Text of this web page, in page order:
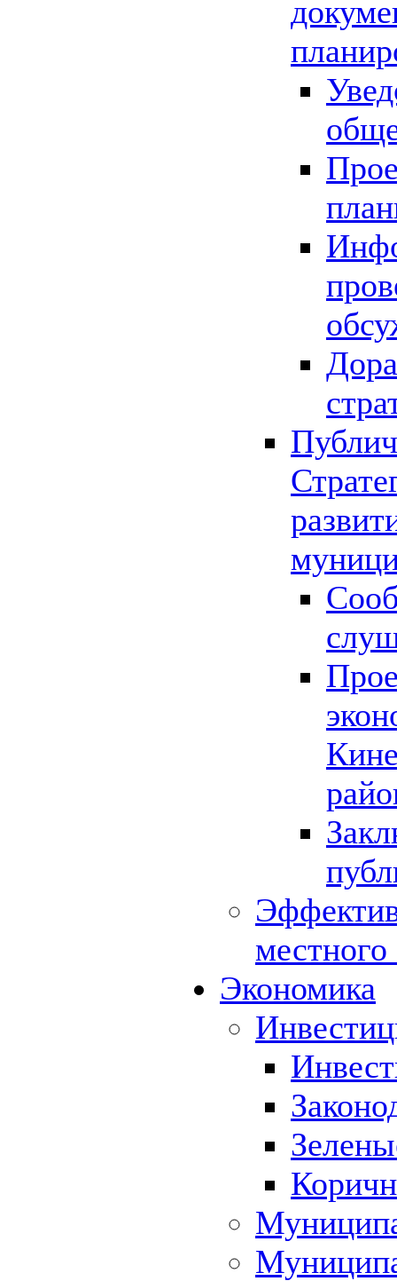
Экономика